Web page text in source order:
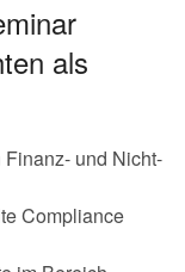
als
und Nicht-
Compliance